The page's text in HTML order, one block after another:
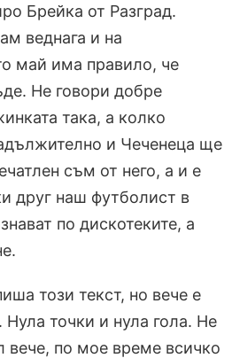
Брейка от Разград.
веднага и на
май има правило, че
Не говори добре
така, а колко
и Чеченеца ще
съм от него, а и е
друг наш футболист в
по дискотеките, а
този текст, но вече е
точки и нула гола. Не
вече, по мое време всичко